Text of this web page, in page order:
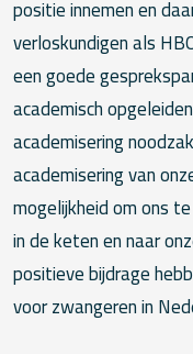
positie innemen en
verloskundigen als
een goede
academisch
academisering
academisering van
mogelijkheid om ons
in de keten en naar
positieve bijdrage
voor zwangeren in